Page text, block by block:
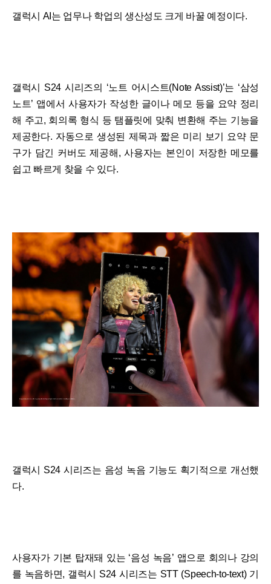
갤럭시 AI는 업무나 학업의 생산성도 크게 바꿀 예정이다.
갤럭시 S24 시리즈의 ‘노트 어시스트(Note Assist)’는 ‘삼성
노트’ 앱에서 사용자가 작성한 글이나 메모 등을 요약 정리
해 주고, 회의록 형식 등 탬플릿에 맞춰 변환해 주는 기능을
제공한다. 자동으로 생성된 제목과 짧은 미리 보기 요약 문
구가 담긴 커버도 제공해, 사용자는 본인이 저장한 메모를
쉽고 빠르게 찾을 수 있다.
갤럭시 S24 시리즈는 음성 녹음 기능도 획기적으로 개선했
다.
사용자가 기본 탑재돼 있는 ‘음성 녹음’ 앱으로 회의나 강의
를 녹음하면, 갤럭시 S24 시리즈는 STT (Speech-to-text) 기